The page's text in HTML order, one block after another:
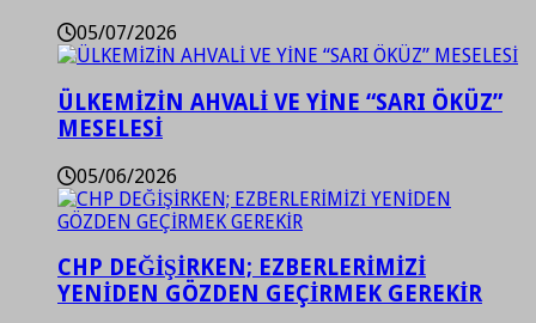
05/07/2026
ÜLKEMİZİN AHVALİ VE YİNE “SARI ÖKÜZ”
MESELESİ
05/06/2026
CHP DEĞİŞİRKEN; EZBERLERİMİZİ
YENİDEN GÖZDEN GEÇİRMEK GEREKİR